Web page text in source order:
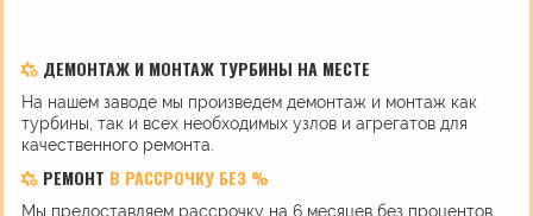
ДЕМОНТАЖ И МОНТАЖ ТУРБИНЫ НА МЕСТЕ
На нашем заводе мы произведем демонтаж и монтаж как
турбины, так и всех необходимых узлов и агрегатов для
качественного ремонта.
РЕМОНТ В РАССРОЧКУ БЕЗ %
Мы предоставляем рассрочку на 6 месяцев без процентов